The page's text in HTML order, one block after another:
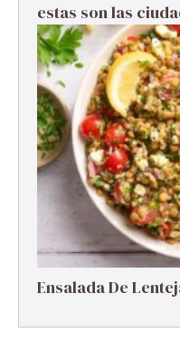
estas son las
Ensalada De